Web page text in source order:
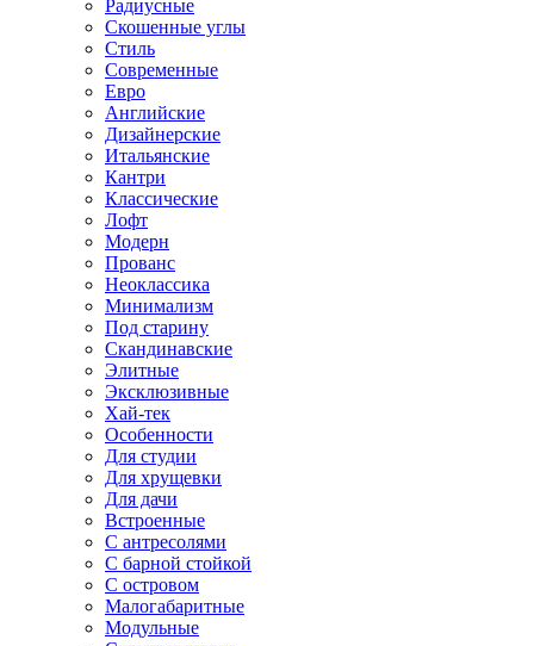
Радиусные
Скошенные углы
Стиль
Современные
Евро
Английские
Дизайнерские
Итальянские
Кантри
Классические
Лофт
Модерн
Прованс
Неоклассика
Минимализм
Под старину
Скандинавские
Элитные
Эксклюзивные
Хай-тек
Особенности
Для студии
Для хрущевки
Для дачи
Встроенные
С антресолями
С барной стойкой
С островом
Малогабаритные
Модульные